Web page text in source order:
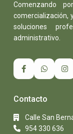
Comenzando
comercialización,
soluciones
administrativo.
Contacto
Calle San
954 330 636